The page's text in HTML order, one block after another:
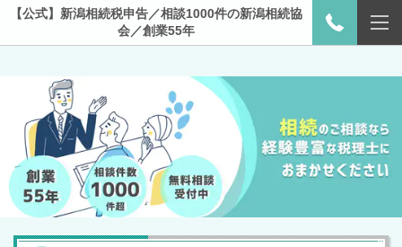
【公式】新潟相続税申告／相談1000件の新潟相続協
会／創業55年